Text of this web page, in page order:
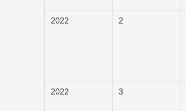
2022 2
2022 3